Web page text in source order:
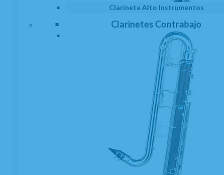
Clarinete Alto Instrumentos
Clarinetes Contrabajo
Cortacañas Estuches Cañas
Limpiadores